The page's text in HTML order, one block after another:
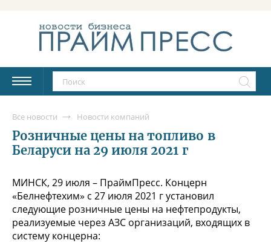
Все новости Новости компаний
Розничные цены на топливо в
Беларуси на 29 июля 2021 г
МИНСК, 29 июля – ПраймПресс. Концерн
«Белнефтехим» с 27 июля 2021 г установил
следующие розничные цены на нефтепродукты,
реализуемые через АЗС организаций, входящих в
систему концерна: